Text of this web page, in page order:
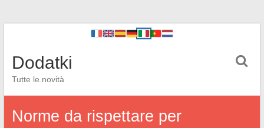
Dodatki
Tutte le novità
Norme da rispettare per